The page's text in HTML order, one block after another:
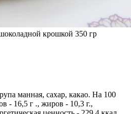
крошкой 350 гр
манная, сахар, какао. На 100
- 16,5 г ., жиров - 10,3 г.,